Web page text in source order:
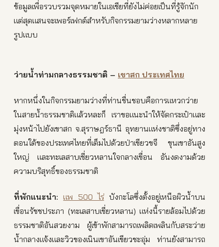
ข้อมูลเพื่อรวบรวมจุดหมายในเอเชียที่ยังไม่ค่อยเป็นที่รู้จักนัก
แต่สุดแสนจะเพอร์เฟกต์สำหรับกิจกรรมยามว่างหลากหลาย
รูปแบบ
ว่ายน้ำท่ามกลางธรรมชาติ – เขาสก ประเทศไทย
หากหนึ่งในกิจกรรมยามว่างที่ท่านชื่นชอบคือการแหวกว่าย
ในสายน้ำธรรมชาติแล้วหละก็ เราขอแนะนำให้จัดกระเป๋าและ
มุ่งหน้าไปยังเขาสก จ.สุราษฎร์ธานี อุทยานแห่งชาติซึ่งอยู่ทาง
ตอนใต้ของประเทศไทยที่เต็มไปด้วยป่าเขียวขจี ขุนเขาอันสูง
ใหญ่ และทะเลสาบเชี่ยวหลานใจกลางเขื่อน อันงดงามด้วย
ความบริสุทธิ์ของธรรมชาติ
ที่พักแนะนำ: แพ 500 ไร่บังกะโลซึ่งตั้งอยู่เหนือผิวน้ำบน
เขื่อนรัชชประภา (ทะเลสาบเชี่ยวหลาน) แห่งนี้รายล้อมไปด้วย
ธรรมชาติอันสวยงาม ผู้เข้าพักสามารถเพลิดเพลินกับสระว่าย
น้ำกลางแจ้งและวิวของเนินเขาอันเขียวชะอุ่ม ท่านยังสามารถ